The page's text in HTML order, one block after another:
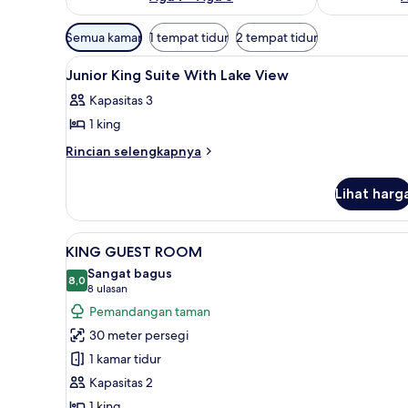
Filter
tersedia
untuk
Semua kamar 1 tempat tidur 2 tempat tidur
Lihat
semua
foto
untuk
Junior
With
Lake
View
Brankas, meja kerja, ruang
3
Junior King Suite With Lake View
Kapasitas 3
1 king
Rincian selengkapnya
Rincian
Junior
King
Suite
With
Lake
View
Lihat
Lihat
semua
foto
untuk
KING
GUEST
ROOM
Brankas, meja kerja, ruang
6
KING GUEST ROOM
8,08,0 dari 10
Sangat bagus
8 ulasan
(8
ulasan)
Pemandangan taman
30 meter persegi
1 kamar tidur
Kapasitas 2